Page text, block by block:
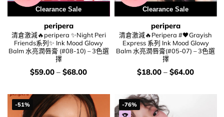
用優惠劵 再減10%
Clearance Sale
peripera
清倉激減🔥peripera ✨Night Peri
Friends系列✨ Ink Mood Glowy
Balm 水亮潤唇膏 (#08-10) – 3色選
擇
價
錢：
$59.00 – $68.00
Clearance Sale
peripera
清倉激減🔥Peripera #🖤Grayish
Express 系列 Ink Mood Glowy
Balm 水亮潤唇膏(#05-07) – 3色選
擇
價
錢：
$18.00 – $64.00
-51%
-76%